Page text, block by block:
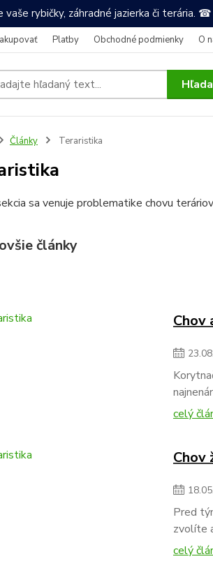
rybičky, záhradné jazierka či terária.
Platby Obchodné podmienky O
Články Teraristika
sa venuje problematike chovu
články
Chov
23.08.
celý
Chov
18.05.
Pred
zvolíte
celý